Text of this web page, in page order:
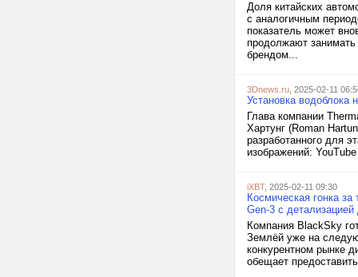
Доля китайских
с аналогичным
показатель может
продолжают
брендом...
3Dnews.ru , 2025-02-11
Установка водоблока
Глава компании
Хартунг (Roman
разработанного для
изображений:
iXBT, 2025-02-11 09:30
Космическая гонка
Gen-3 с
Компания BlackSky
Землёй уже на
конкурентном рынке
обещает